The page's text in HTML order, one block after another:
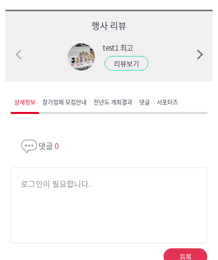
행사 리뷰
test1 최고
리뷰보기
test
상세정보 참가업체 모집안내 전년도 개최결과 댓글 서포터즈
댓글0
로그인이 필요합니다.
등록